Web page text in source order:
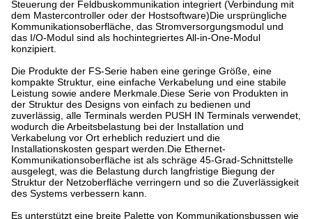
Steuerung der Feldbuskommunikation integriert (Verbindung mit
dem Mastercontroller oder der Hostsoftware)Die ursprüngliche
Kommunikationsoberfläche, das Stromversorgungsmodul und
das I/O-Modul sind als hochintegriertes All-in-One-Modul
konzipiert.
Die Produkte der FS-Serie haben eine geringe Größe, eine
kompakte Struktur, eine einfache Verkabelung und eine stabile
Leistung sowie andere Merkmale.Diese Serie von Produkten in
der Struktur des Designs von einfach zu bedienen und
zuverlässig, alle Terminals werden PUSH IN Terminals verwendet,
wodurch die Arbeitsbelastung bei der Installation und
Verkabelung vor Ort erheblich reduziert und die
Installationskosten gespart werden.Die Ethernet-
Kommunikationsoberfläche ist als schräge 45-Grad-Schnittstelle
ausgelegt, was die Belastung durch langfristige Biegung der
Struktur der Netzoberfläche verringern und so die Zuverlässigkeit
des Systems verbessern kann.
Es unterstützt eine breite Palette von Kommunikationsbussen wie